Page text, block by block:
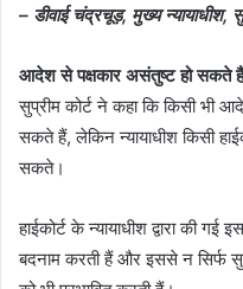
– डीवाई चंद्रचूड़, मुख्य न्यायाधीश,
आदेश से पक्षकार असंतुष्ट हो सकते
सुप्रीम कोर्ट ने कहा कि किसी भी
सकते हैं, लेकिन न्यायाधीश किसी
सकते।
हाईकोर्ट के न्यायाधीश द्वारा की गई
बदनाम करती हैं और इससे न सिर्फ